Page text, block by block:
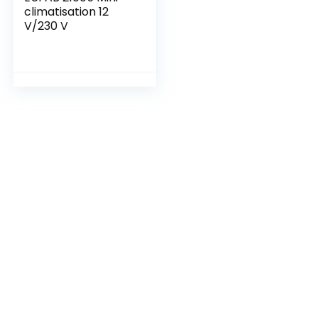
climatisation 12
V/230 V